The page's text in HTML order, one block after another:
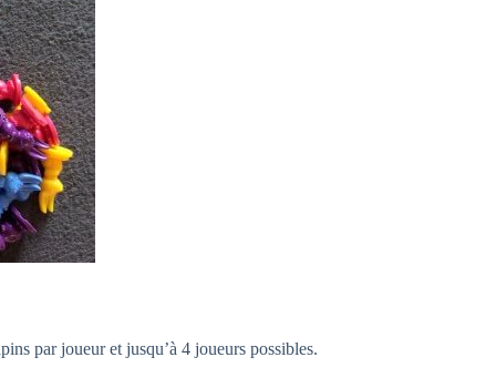
par joueur et jusqu’à 4 joueurs possibles.